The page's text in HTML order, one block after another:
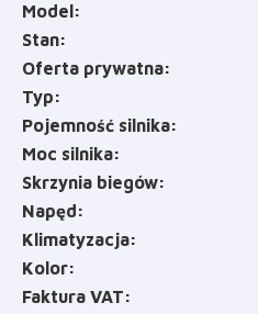
Model
Stan
Oferta prywatna
Typ
Pojemność silnika
Moc silnika
Skrzynia biegów
Napęd
Klimatyzacja
Kolor
Faktura VAT